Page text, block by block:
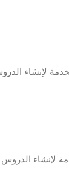
لإنشاء
لإنشاء